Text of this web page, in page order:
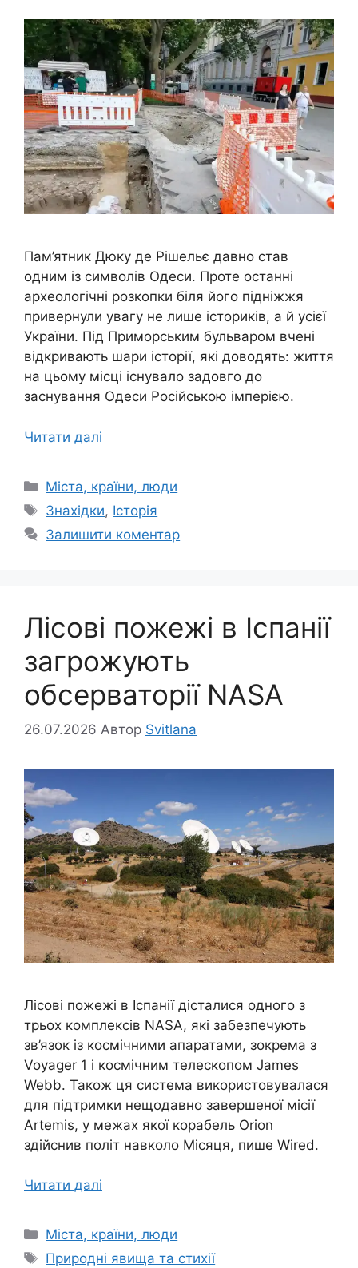
Пам’ятник Дюку де Рішельє давно став
одним із символів Одеси. Проте останні
археологічні розкопки біля його підніжжя
привернули увагу не лише істориків, а й усієї
України. Під Приморським бульваром вчені
відкривають шари історії, які доводять: життя
на цьому місці існувало задовго до
заснування Одеси Російською імперією.
Читати далі
Категорії
Міста, країни, люди
Позначки
Знахідки, Історія
Залишити коментар
Лісові пожежі в Іспанії
загрожують
обсерваторії NASA
26.07.2026 Автор Svitlana
Лісові пожежі в Іспанії дісталися одного з
трьох комплексів NASA, які забезпечують
зв’язок із космічними апаратами, зокрема з
Voyager 1 і космічним телескопом James
Webb. Також ця система використовувалася
для підтримки нещодавно завершеної місії
Artemis, у межах якої корабель Orion
здійснив політ навколо Місяця, пише Wired.
Читати далі
Категорії
Міста, країни, люди
Позначки
Природні явища та стихії